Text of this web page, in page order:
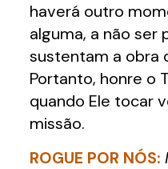
haverá outro
alguma, a não ser
sustentam a obra
Portanto, honre o
quando Ele tocar
missão.
ROGUE POR NÓS: